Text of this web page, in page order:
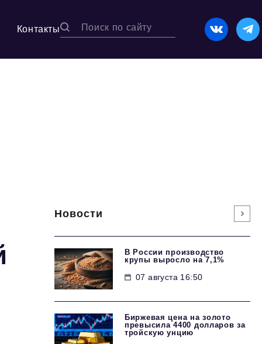
Контакты
Новости
В России производство
крупы выросло на 7,1%
07 августа 16:50
Биржевая цена на золото
превысила 4400 долларов за
тройскую унцию